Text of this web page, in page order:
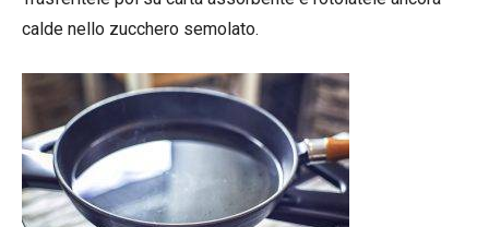
calde nello zucchero semolato.